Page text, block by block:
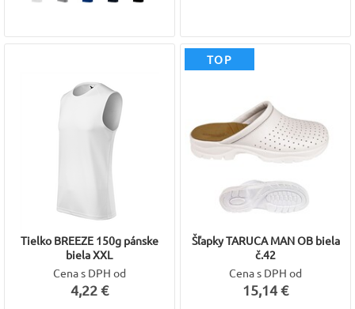
Tielko BREEZE 150g pánske
biela XXL
Cena s DPH od
4,22 €
TOP
Šľapky TARUCA MAN OB biela
č.42
Cena s DPH od
15,14 €